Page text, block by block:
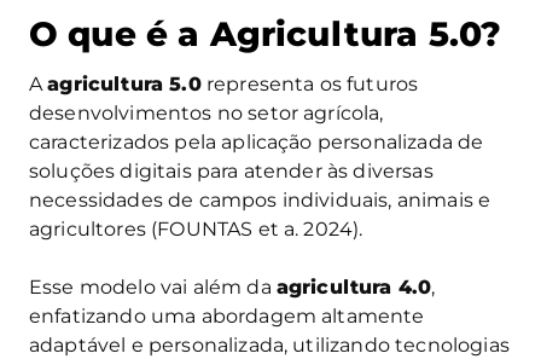
O que é a Agricultura 5.0?
Aagricultura 5.0representa os futuros
desenvolvimentos no setor agrícola,
caracterizados pela aplicação personalizada de
soluções digitais para atender às diversas
necessidades de campos individuais, animais e
agricultores (FOUNTAS et a. 2024).
Esse modelo vai além da agricultura 4.0,
enfatizando uma abordagem altamente
adaptável e personalizada, utilizando tecnologias